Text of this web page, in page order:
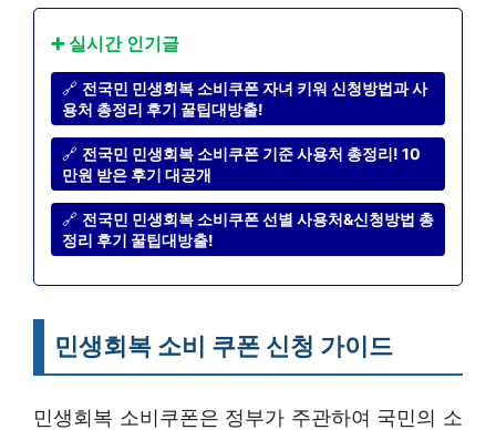
➕ 실시간 인기글
🔗 전국민 민생회복 소비쿠폰 자녀 키워 신청방법과 사
용처 총정리 후기 꿀팁대방출!
🔗 전국민 민생회복 소비쿠폰 기준 사용처 총정리! 10
만원 받은 후기 대공개
🔗 전국민 민생회복 소비쿠폰 선별 사용처&신청방법 총
정리 후기 꿀팁대방출!
민생회복 소비 쿠폰 신청 가이드
민생회복 소비쿠폰은 정부가 주관하여 국민의 소